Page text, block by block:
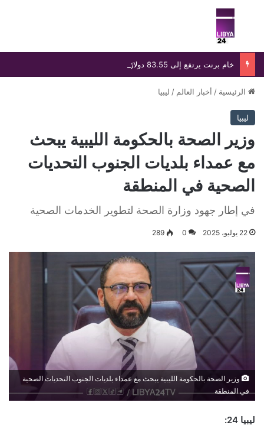
بحث عن
خام برنت يرتفع إلى 83.55 دولارًا رغم خسارة أسبوعية تتجاوز 8%
الرئيسية / أخبار العالم / ليبيا
ليبيا
وزير الصحة بالحكومة الليبية يبحث
مع عمداء بلديات الجنوب التحديات
الصحية في المنطقة
في إطار جهود وزارة الصحة لتطوير الخدمات الصحية
22 يوليو، 2025 0
289
وزير الصحة بالحكومة الليبية يبحث مع عمداء بلديات الجنوب التحديات الصحية
في المنطقة
ليبيا 24: